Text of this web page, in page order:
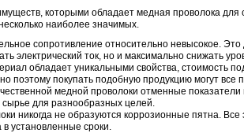
которыми обладает медная проволока для
наиболее значимых.
сопротивление относительно невысокое. Это
электрический ток, но и максимально снижать
обладает уникальными свойства, стоимость
поэтому покупать подобную продукцию могут все
медной проволоки отменные показатели
сырье для разнообразных целей.
никогда не образуются коррозионные пятна. Все
в установленные сроки.